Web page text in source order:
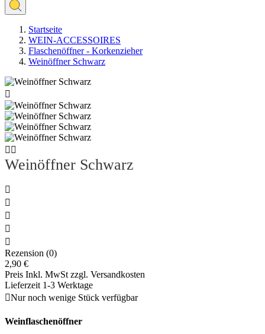
Startseite
WEIN-ACCESSOIRES
Flaschenöffner - Korkenzieher
Weinöffner Schwarz

 
Weinöffner Schwarz





Rezension (0)
2,90 €
Preis Inkl. MwSt zzgl. Versandkosten
Lieferzeit 1-3 Werktage
Nur noch wenige Stück verfügbar
Weinflaschenöffner